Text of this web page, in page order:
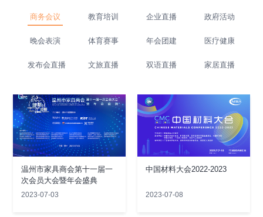
商务会议 教育培训 企业直播 政府活动
晚会表演 体育赛事 年会团建 医疗健康
发布会直播 文旅直播 双语直播 家居直播
温州市家具商会第十一届一
次会员大会暨年会盛典
2023-07-03
中国材料大会2022-2023
2023-07-08